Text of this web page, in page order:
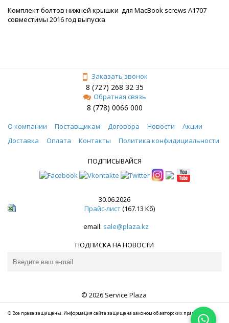
Комплект болтов нижней крышки для MacBook screws A1707
совместимы 2016 год выпуска
Заказать звонок
8 (727) 268 32 35
Обратная связь
8 (778) 0066 000
О компании Поставщикам Договора Новости
Акции
Доставка
Оплата Контакты Политика конфидициальности
ПОДПИСЫВАЙСЯ
30.06.2026
Прайс-лист(167.13 Кб)
email: sale@plaza.kz
ПОДПИСКА НА НОВОСТИ
© 2026 Service Plaza
© Все права защищены. Информация сайта защищена законом об авторских правах.